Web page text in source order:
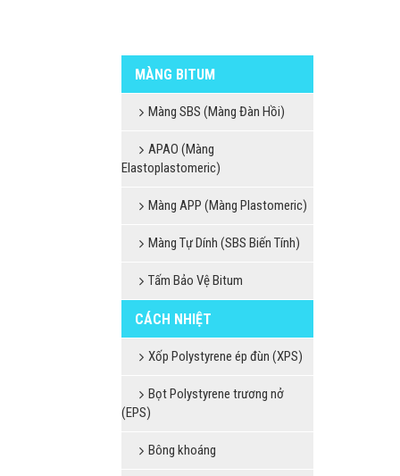
MÀNG BITUM
Màng SBS (Màng Đàn Hồi)
APAO (Màng
Elastoplastomeric)
Màng APP (Màng Plastomeric)
Màng Tự Dính (SBS Biến Tính)
Tấm Bảo Vệ Bitum
CÁCH NHIỆT
Xốp Polystyrene ép đùn (XPS)
Bọt Polystyrene trương nở
(EPS)
Bông khoáng